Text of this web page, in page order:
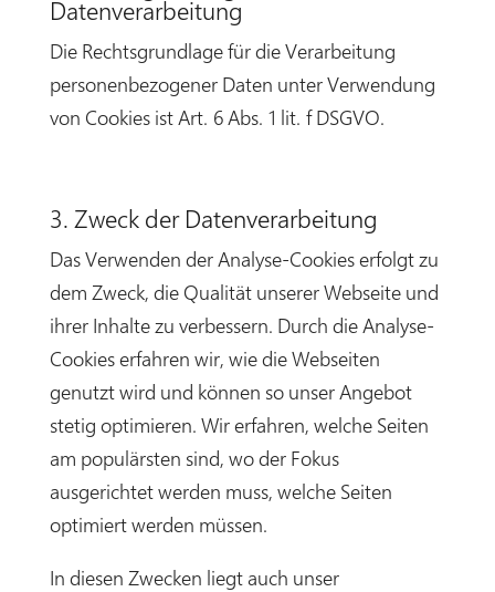
Datenverarbeitung
Die Rechtsgrundlage für die Verarbeitung
personenbezogener Daten unter Verwendung
von Cookies ist Art. 6 Abs. 1 lit. f DSGVO.
3. Zweck der Datenverarbeitung
Das Verwenden der Analyse-Cookies erfolgt zu
dem Zweck, die Qualität unserer Webseite und
ihrer Inhalte zu verbessern. Durch die Analyse-
Cookies erfahren wir, wie die Webseiten
genutzt wird und können so unser Angebot
stetig optimieren. Wir erfahren, welche Seiten
am populärsten sind, wo der Fokus
ausgerichtet werden muss, welche Seiten
optimiert werden müssen.
In diesen Zwecken liegt auch unser